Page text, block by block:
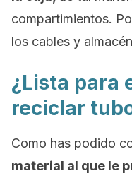
compartimientos.
los cables y
¿Lista para
reciclar
Como has podido
material al que le